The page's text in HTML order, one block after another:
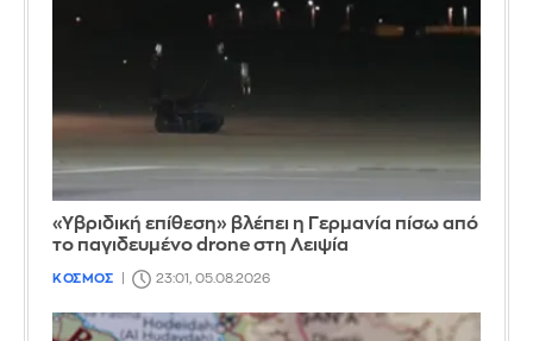
«Υβριδική επίθεση» βλέπει η Γερμανία πίσω από
το παγιδευμένο drone στη Λειψία
ΚΟΣΜΟΣ 23:01, 05.08.2026